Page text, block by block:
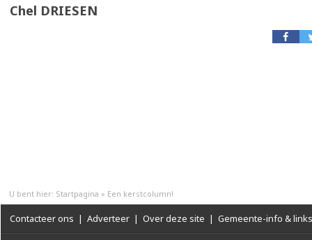
Chel DRIESEN
U bent hier: Startpagina » Een kerstcolumn!
Contacteer ons | Adverteer | Over deze site | Gemeente-info & links